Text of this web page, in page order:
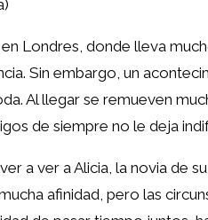
Londres, donde lleva
Sin embargo, un
Al llegar se remueven
de siempre no le deja
a ver a Alicia, la novia de
afinidad, pero las